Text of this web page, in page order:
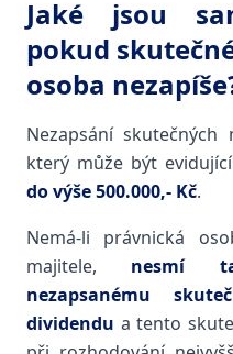
Jaké jsou
pokud
osoba
Nezapsání
který může být
do výše 500.000,- Kč.
Nemá-li právnická
majitele, nesmí
nezapsanému
dividendu a tento